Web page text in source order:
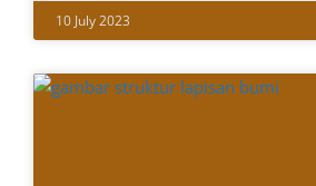
10 July 2023